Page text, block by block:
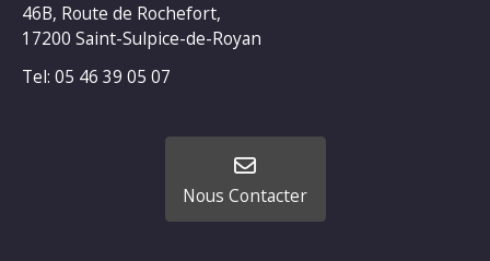
46B, Route de Rochefort,
17200 Saint-Sulpice-de-Royan
Tel: 05 46 39 05 07
Nous Contacter